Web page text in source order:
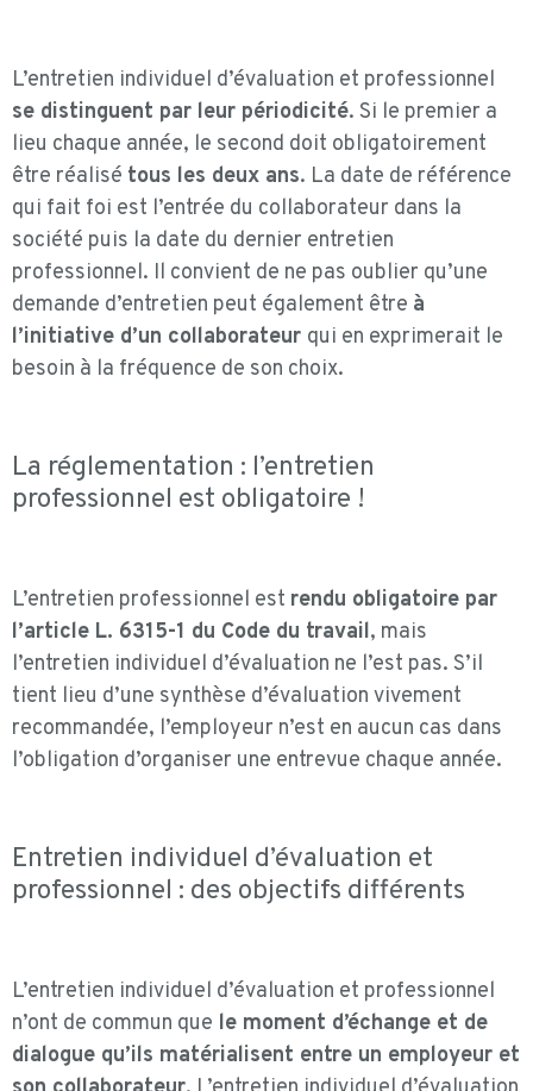
L’entretien individuel d’évaluation et professionnel
se distinguent par leur périodicité. Si le premier a
lieu chaque année, le second doit obligatoirement
être réalisé tous les deux ans. La date de référence
qui fait foi est l’entrée du collaborateur dans la
société puis la date du dernier entretien
professionnel. Il convient de ne pas oublier qu’une
demande d’entretien peut également être à
l’initiative d’un collaborateur qui en exprimerait le
besoin à la fréquence de son choix.
La réglementation : l’entretien
professionnel est obligatoire !
L’entretien professionnel est rendu obligatoire par
l’article L. 6315-1 du Code du travail, mais
l’entretien individuel d’évaluation ne l’est pas. S’il
tient lieu d’une synthèse d’évaluation vivement
recommandée, l’employeur n’est en aucun cas dans
l’obligation d’organiser une entrevue chaque année.
Entretien individuel d’évaluation et
professionnel : des objectifs différents
L’entretien individuel d’évaluation et professionnel
n’ont de commun que le moment d’échange et de
dialogue qu’ils matérialisent entre un employeur et